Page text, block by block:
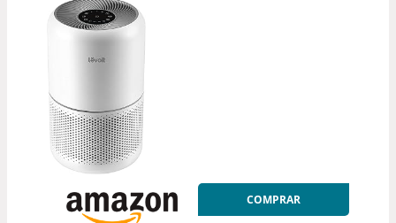
COMPRAR